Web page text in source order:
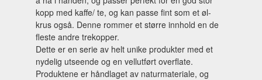
kopp med kaffe/ te, og kan passe fint som et øl-
krus også. Denne rommer et større innhold en de
fleste andre trekopper.
Dette er en serie av helt unike produkter med et
nydelig utseende og en vellutført overflate.
Produktene er håndlaget av naturmateriale, og